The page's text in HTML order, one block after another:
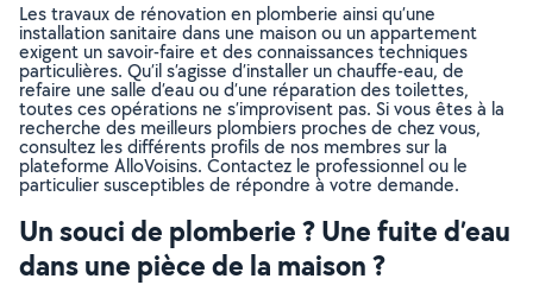
Les travaux de rénovation en plomberie ainsi qu’une
installation sanitaire dans une maison ou un appartement
exigent un savoir-faire et des connaissances techniques
particulières. Qu’il s’agisse d’installer un chauffe-eau, de
refaire une salle d’eau ou d’une réparation des toilettes,
toutes ces opérations ne s’improvisent pas. Si vous êtes à la
recherche des meilleurs plombiers proches de chez vous,
consultez les différents profils de nos membres sur la
plateforme AlloVoisins. Contactez le professionnel ou le
particulier susceptibles de répondre à votre demande.
Un souci de plomberie ? Une fuite d’eau
dans une pièce de la maison ?